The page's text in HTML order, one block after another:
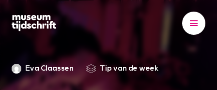
Eva Claassen Tip van de week